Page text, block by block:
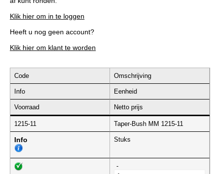
Klik hier om in te loggen
Heeft u nog geen account?
Klik hier om klant te worden
Code Omschrijving
Info Eenheid
Voorraad Netto prijs
1215-11 Taper-Bush MM 1215-11
Info Stuks
-